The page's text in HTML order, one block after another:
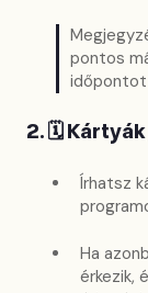
pontos
időpontot
2. 🗓
Írhatsz
Ha
érkezik,